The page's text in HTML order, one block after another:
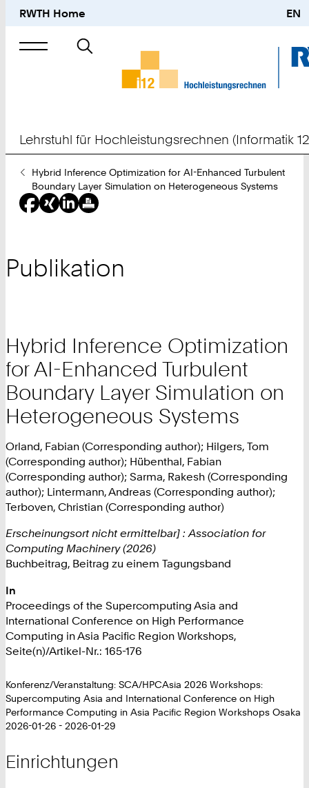
RWTH Home EN
Suche
nach
Lehrstuhl für Hochleistungsrechnen (Informatik
Sie
sind
hier:
Hybrid Inference Optimization for AI-Enhanced Turbulent
Boundary Layer Simulation on Heterogeneous Systems
Publikation
Hybrid Inference Optimization
for AI-Enhanced Turbulent
Boundary Layer Simulation on
Heterogeneous Systems
Orland, Fabian (Corresponding author); Hilgers, Tom
(Corresponding author); Hübenthal, Fabian
(Corresponding author); Sarma, Rakesh (Corresponding
author); Lintermann, Andreas (Corresponding author);
Terboven, Christian (Corresponding author)
Erscheinungsort nicht ermittelbar] : Association for
Computing Machinery (2026)
Buchbeitrag, Beitrag zu einem Tagungsband
In
Proceedings of the Supercomputing Asia and
International Conference on High Performance
Computing in Asia Pacific Region Workshops,
Seite(n)/Artikel-Nr.: 165-176
Konferenz/Veranstaltung: SCA/HPCAsia 2026 Workshops:
Supercomputing Asia and International Conference on High
Performance Computing in Asia Pacific Region Workshops Osaka
2026-01-26 - 2026-01-29
Einrichtungen